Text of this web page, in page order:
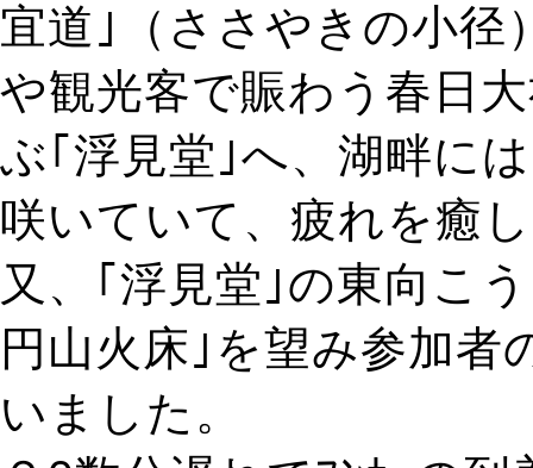
宜道｣（ささやきの小径
や観光客で賑わう春日
ぶ｢浮見堂｣へ、湖畔に
咲いていて、疲れを癒
又、｢浮見堂｣の東向こ
円山火床｣を望み参加者
いました。